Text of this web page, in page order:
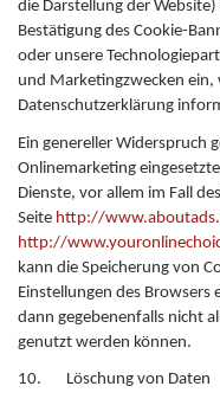
die Darstellung der
Bestätigung des Cookie-
oder unsere
und Marketingzwecken
Datenschutzerklärung
Ein genereller Widerspruch
Onlinemarketing
Dienste, vor allem im Fall
Seite http://
http://
kann die Speicherung von
Einstellungen des Browsers
dann gegebenenfalls nicht
genutzt werden können.
10. Löschung von Daten